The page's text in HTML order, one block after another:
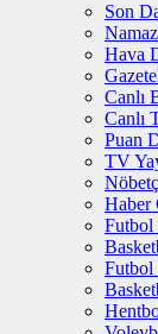
Son
Hava
Canlı
Canlı
Puan
TV
Haber
Futbol
Futbol